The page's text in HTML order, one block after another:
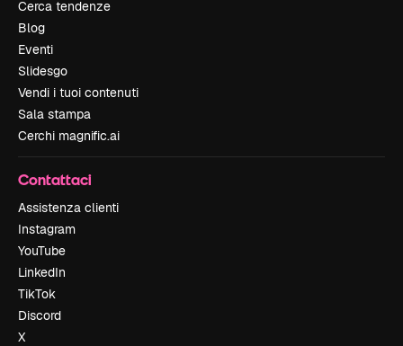
Cerca tendenze
Blog
Eventi
Slidesgo
Vendi i tuoi contenuti
Sala stampa
Cerchi magnific.ai
Contattaci
Assistenza clienti
Instagram
YouTube
LinkedIn
TikTok
Discord
X